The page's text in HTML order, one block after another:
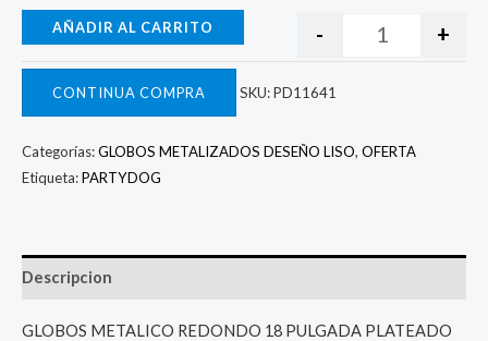
- +
AÑADIR AL CARRITO
CONTINUA COMPRA SKU:PD11641
Categorías:GLOBOS METALIZADOS DESEÑO LISO, OFERTA
Etiqueta:PARTYDOG
Descripcion
GLOBOS METALICO REDONDO 18 PULGADA PLATEADO